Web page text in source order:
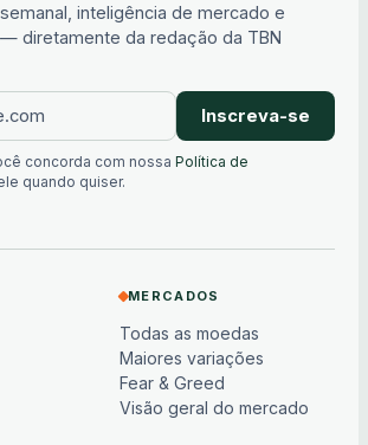
inteligência de mercado e
diretamente da redação da TBN
Inscreva-se
concorda com nossa Política de
quando quiser.
MERCADOS
Todas as moedas
Maiores variações
Fear & Greed
Visão geral do mercado